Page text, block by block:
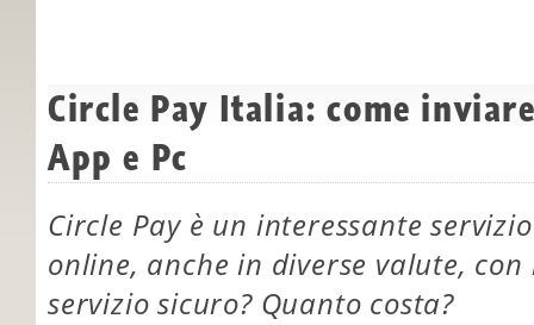
Circle Pay Italia: come
App e Pc
Circle Pay è un interessante
online, anche in diverse valute, con
servizio sicuro? Quanto costa?